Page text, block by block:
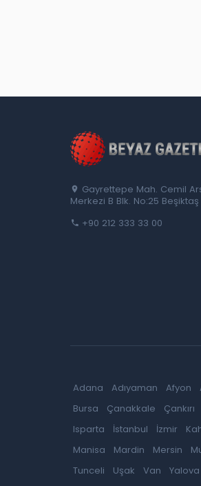
Gayrettepe Mah. Cemil
Merkezi B Blk. No:25
+90 212 333 33 00
Adana Adıyaman Afyon
Bursa
Çanakkale Çankırı
Isparta
İstanbul İzmir
Manisa
Mardin Mersin
Tunceli
Uşak Van Yalova